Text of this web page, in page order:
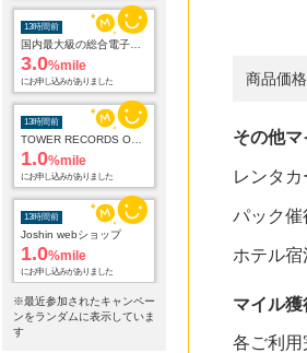
13時間前
3.0%mile
にお申し込みがありました
13時間前
1.0%mile
にお申し込みがありました
13時間前
Joshin webショップ
1.0%mile
にお申し込みがありました
13時間前
【HIS】海外・国内旅行
※最近参加されたキャンペー
ンをランダムに表示していま
す
商品価格
その他
レンタカ
パック催
ホテル宿
マイル獲
各ご利用